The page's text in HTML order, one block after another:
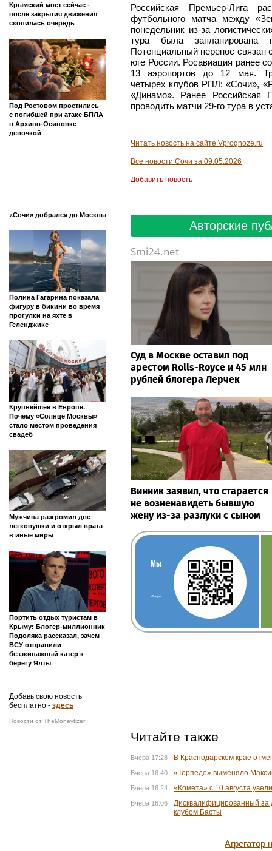
Крымский мост сейчас -
после закрытия движения
скопилась очередь
Под Ростовом простились
с погибшей при атаке БПЛА
в Архипо-Осиповке
девочкой
«Сочи» добрался до Москвы
Полина Гагарина показала
фигуру в бикини во время
прогулки на яхте в
Геленджике
Крупнейшее в Европе.
Почему «Солнце Москвы»
стало местом проведения
свадеб
Мужчина разгромил две
легковушки и открыл врата
в иные миры
Портить отдых туристам в
Крыму: Блогер-миллионник
Подоляка рассказал, зачем
ВСУ отправили
безэкипажный катер к
берегу Ялты
Добавь свою новость
бесплатно - здесь
Новости от TheMoneytizer
Российская Премьер-Лига
футбольного матча между
понедельник из-за
тура была
Потенциальный перенос связан
юге России. Росавиация ранее
13 аэропортов до 12 мая.
четырех клубов РПЛ: «Сочи»,
«Динамо». Ранее Российская
проводить матчи 29-го тура в
Читать новость на сайте Vprognoze.ru
Все новости Сочи за 09.05.2026
Добавить новость
Авторские
Smi24.net
Суд в Москве оставил под
арестом Rolls-Royce и 45 млн
рублей блогера Лерчек
Винник заявил, что старается
не возненавидеть бывшую
жену из-за разлуки с сыном
Мы
в Telegram
Читайте также
Вчера 17:28 В Краснодарском крае
Вчера 16:40 «Торпедо» выменяло
Вчера 16:24 «Комета» с 10 августа
Вчера 16:06
Дисквалифицированный за
клубом Басты